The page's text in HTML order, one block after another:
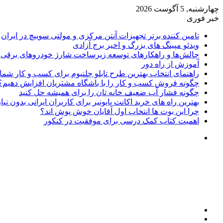
چهارشنبه, 5 آگوست 2026
خبر فوری
تامین کننده برتر تجهیزات آنتن مرکزی و مولتی سوییچ در ایران
ویدئو مپینگ های بزرگ و اخیر برج آزادی
چالش‌ها و راهکارهای توسعه زیرساخت شارژ خودروهای برقی
آموزش از راه دور
راهنمای انتخاب بهترین طرح تابلو چلنیوم برای کسب و کار شما
چگونه فروش کسب و کار را با باشگاه مشتریان افزایش
چگونه فشار آب ضعیف خانه تان را برای همیشه حل کنید
بهترین راه های خرید اکانت پایونیر برای کاربران ایرانی بدون
چرا این بوت ها انتخاب اول آقایان خوش پوش اند؟
اهمیت کتاب کمک درسی برای موفقیت در کنکور